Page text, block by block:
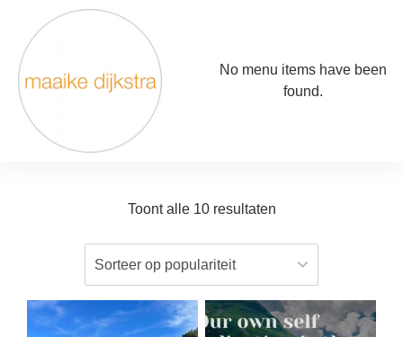
No menu items have been
found.
Toont alle 10 resultaten